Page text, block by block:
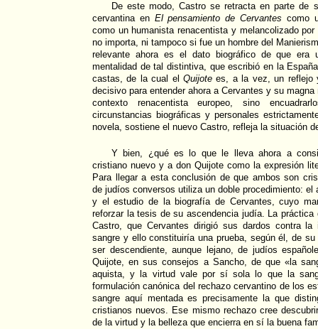
De este modo, Castro se retracta en parte de
cervantina en El pensamiento de Cervantes como
como un humanista renacentista y melancolizado
no importa, ni tampoco si fue un hombre del
relevante ahora es el dato biográfico de que era
mentalidad de tal distintiva, que escribió en la
castas, de la cual elQuijote es, a la vez, un reflejo
decisivo para entender ahora a Cervantes y su
contexto renacentista europeo, sino
circunstancias biográficas y personales
novela, sostiene el nuevo Castro, refleja la situación
Y bien, ¿qué es lo que le lleva ahora a
cristiano nuevo y a don Quijote como la expresión
Para llegar a esta conclusión de que ambos son
de judíos conversos utiliza un doble procedimiento:
y el estudio de la biografía de Cervantes, cuyo
reforzar la tesis de su ascendencia judía. La práctica
Castro, que Cervantes dirigió sus dardos contra
sangre y ello constituiría una prueba, según él, de
ser descendiente, aunque lejano, de judíos
Quijote, en sus consejos a Sancho, de que «la
aquista, y la virtud vale por sí sola lo que la
formulación canónica del rechazo cervantino de los
sangre aquí mentada es precisamente la que
cristianos nuevos. Ese mismo rechazo cree
de la virtud y la belleza que encierra en sí la buena